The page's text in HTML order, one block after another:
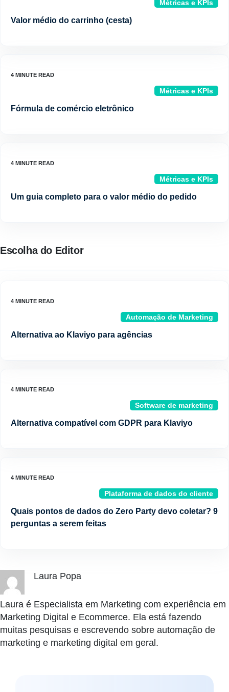
Métricas e KPIs
Valor médio do carrinho (cesta)
Métricas e KPIs
Fórmula de comércio eletrônico
Métricas e KPIs
Um guia completo para o valor médio do pedido
Escolha do Editor
Automação de Marketing
Alternativa ao Klaviyo para agências
Software de marketing
Alternativa compatível com GDPR para Klaviyo
Plataforma de dados do cliente
Quais pontos de dados do Zero Party devo coletar? 9
perguntas a serem feitas
Laura Popa
Laura é Especialista em Marketing com experiência em
Marketing Digital e Ecommerce. Ela está fazendo
muitas pesquisas e escrevendo sobre automação de
marketing e marketing digital em geral.